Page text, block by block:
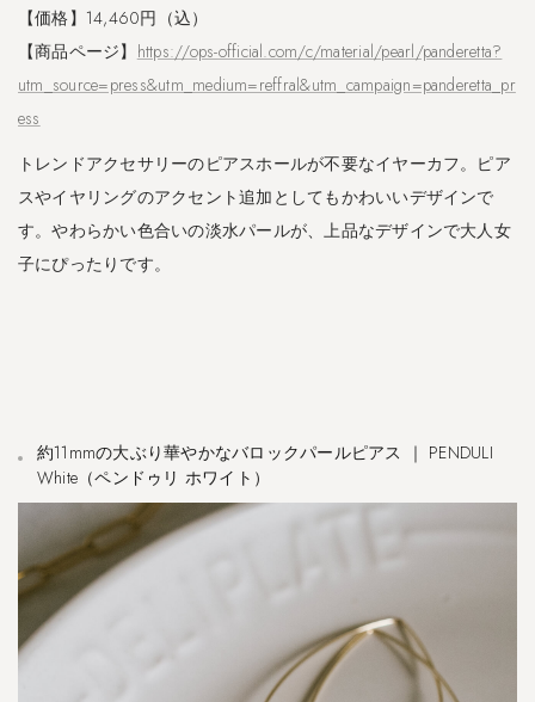
【価格】14,460円（込）
【商品ページ】 https://ops-official.com/c/material/pearl/panderetta?
utm_source=press&utm_medium=reffral&utm_campaign=panderetta_pr
ess
トレンドアクセサリーのピアスホールが不要なイヤーカフ。ピア
スやイヤリングのアクセント追加としてもかわいいデザインで
す。やわらかい色合いの淡水パールが、上品なデザインで大人女
子にぴったりです。
約11mmの大ぶり華やかなバロックパールピアス ｜ PENDULI
White（ペンドゥリ ホワイト）